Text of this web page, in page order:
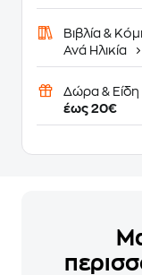
Βιβλία &
Ανά Ηλικία
Δώρα &
έως 20€